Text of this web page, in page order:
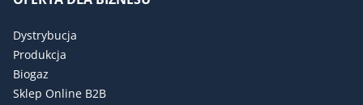
Dystrybucja
Produkcja
Biogaz
Sklep Online B2B